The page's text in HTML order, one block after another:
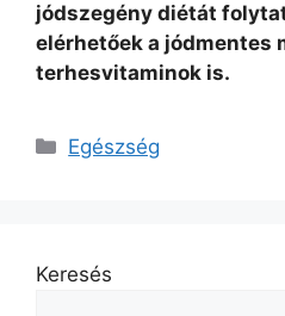
jódszegény diétát
elérhetőek a jódmentes
terhesvitaminok is.
Kategória
Egészség
Keresés